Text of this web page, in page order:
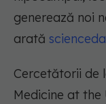
generează noi
arată
Cercetătorii de
Medicine at